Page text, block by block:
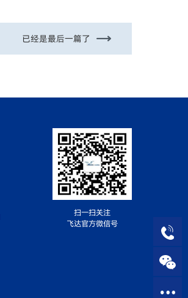
已经是最后一篇了
扫一扫关注
飞达官方微信号